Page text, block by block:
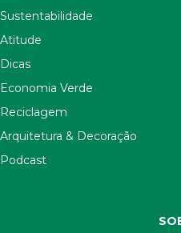
Sustentabilidade
Atitude
Dicas
Economia Verde
Reciclagem
Arquitetura & Decoração
Podcast